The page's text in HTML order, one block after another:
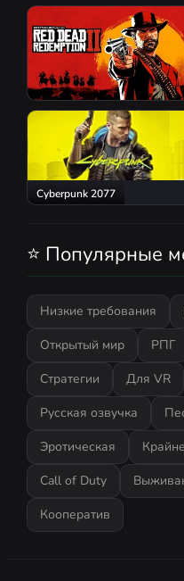
Red Dead Redemption 2
Cyberpunk 2077
⭐ Популярные
Низкие требования
Открытый мир
РПГ
Стратегии
Для VR
Русская озвучка
Эротическая
Call of Duty
Кооператив